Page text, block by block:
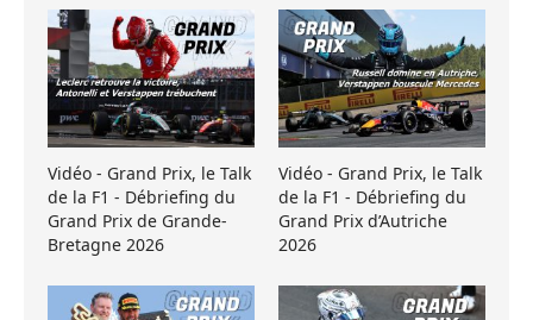
Vidéo - Grand Prix, le Talk
de la F1 - Débriefing du
Grand Prix de Grande-
Bretagne 2026
Vidéo - Grand Prix, le Talk
de la F1 - Débriefing du
Grand Prix d’Autriche
2026